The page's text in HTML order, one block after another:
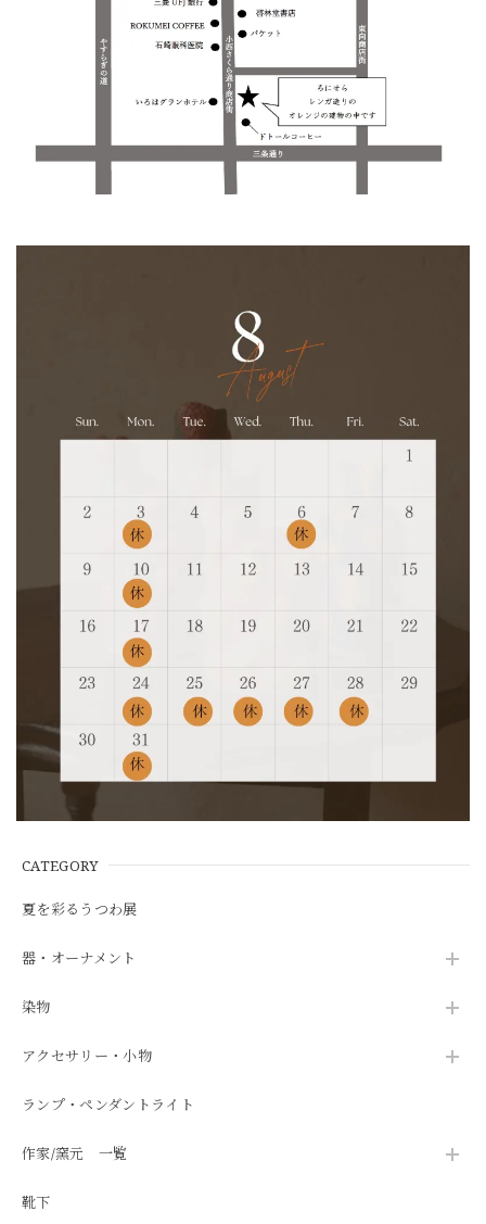
CATEGORY
夏を彩るうつわ展
器・オーナメント
染物
アクセサリー・小物
ランプ・ペンダントライト
作家/窯元 一覧
靴下